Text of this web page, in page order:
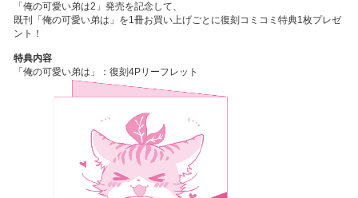
「俺の可愛い弟は2」発売を記念して、
既刊「俺の可愛い弟は」を1冊お買い上げごとに復刻コミコミ特典1枚プレゼ
ント！
特典内容
「俺の可愛い弟は」：復刻4Pリーフレット